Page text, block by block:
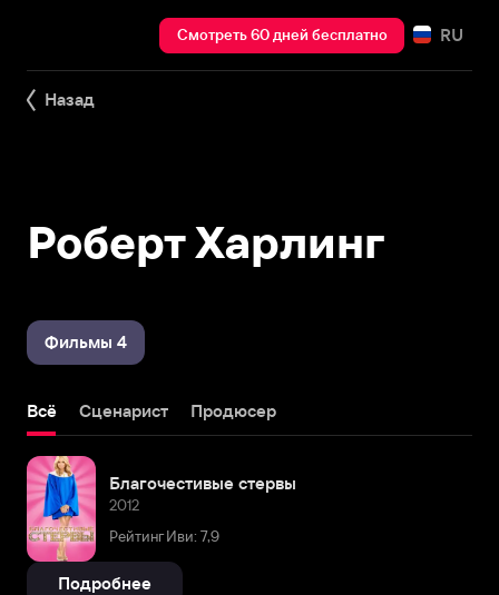
Смотреть 60 дней бесплатно RU
Назад
Роберт Харлинг
Фильмы 4
Всё Сценарист Продюсер
Благочестивые стервы
2012
Рейтинг Иви: 7,9
Подробнее